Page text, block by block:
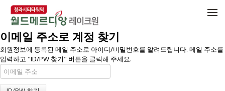
이메일 주소로 계정 찾기
회원정보에 등록된 메일 주소로 아이디/비밀번호를 알려드립니다. 메일 주소를
입력하고 "ID/PW 찾기" 버튼을 클릭해 주세요.